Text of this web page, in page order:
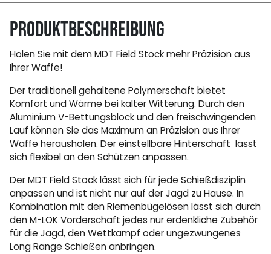
Produktbeschreibung
Holen Sie mit dem MDT Field Stock mehr Präzision aus
Ihrer Waffe!
Der traditionell gehaltene Polymerschaft bietet
Komfort und Wärme bei kalter Witterung. Durch den
Aluminium V-Bettungsblock und den freischwingenden
Lauf können Sie das Maximum an Präzision aus Ihrer
Waffe herausholen. Der einstellbare Hinterschaft lässt
sich flexibel an den Schützen anpassen.
Der MDT Field Stock lässt sich für jede Schießdisziplin
anpassen und ist nicht nur auf der Jagd zu Hause. In
Kombination mit den Riemenbügelösen lässt sich durch
den M-LOK Vorderschaft jedes nur erdenkliche Zubehör
für die Jagd, den Wettkampf oder ungezwungenes
Long Range Schießen anbringen.